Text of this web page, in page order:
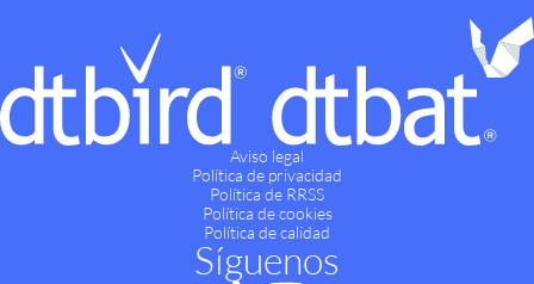
Aviso legal
Política de privacidad
Política de RRSS
Política de cookies
Política de calidad
Síguenos